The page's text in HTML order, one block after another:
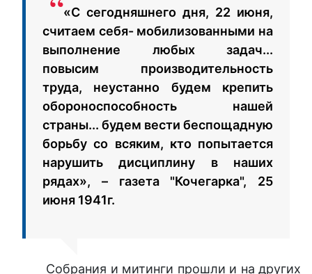
«С сегодняшнего дня, 22 июня,
считаем себя- мобилизованными на
выполнение любых задач...
повысим производительность
труда, неустанно будем крепить
обороноспособность нашей
страны... будем вести беспощадную
борьбу со всяким, кто попытается
нарушить дисциплину в наших
рядах», – газета "Кочегарка", 25
июня 1941г.
Собрания и митинги прошли и на других